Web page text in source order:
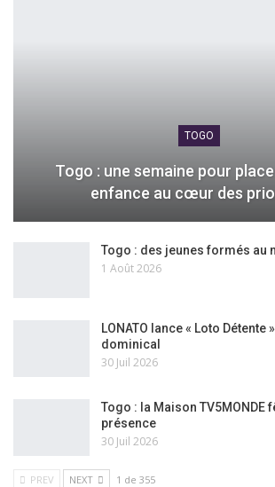
TOGO
Togo : une semaine pour
enfance au cœur des
Togo : des jeunes formés au
1 Août 2026
LONATO lance « Loto Détente
dominical
30 Juil 2026
Togo : la Maison TV5MONDE
présence
30 Juil 2026
PREV NEXT 1 de 355